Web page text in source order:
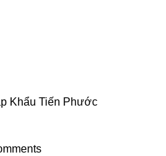
Khẩu Tiến Phước